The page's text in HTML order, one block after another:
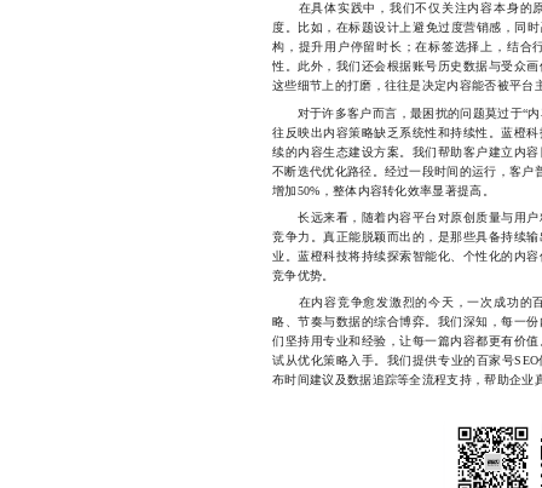
在具体实践中，我们不仅关注内容本身的
度。比如，在标题设计上避免过度营销感，同
构，提升用户停留时长；在标签选择上，结合
性。此外，我们还会根据账号历史数据与受众
这些细节上的打磨，往往是决定内容能否被平台
对于许多客户而言，最困扰的问题莫过于“内
往反映出内容策略缺乏系统性和持续性。蓝橙
续的内容生态建设方案。我们帮助客户建立内
不断迭代优化路径。经过一段时间的运行，客户
增加50%，整体内容转化效率显著提高。
长远来看，随着内容平台对原创质量与用户
竞争力。真正能脱颖而出的，是那些具备持续
业。蓝橙科技将持续探索智能化、个性化的内
竞争优势。
在内容竞争愈发激烈的今天，一次成功的
略、节奏与数据的综合博弈。我们深知，每一
们坚持用专业和经验，让每一篇内容都更有价
试从优化策略入手。我们提供专业的百家号
布时间建议及数据追踪等全流程支持，帮助企业